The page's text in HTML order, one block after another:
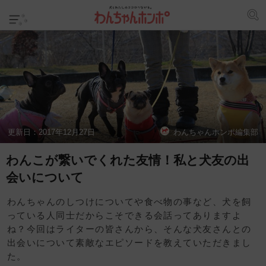
更新日： 2017年12月27日 わんちゃんホンポ編集部
わんこが繋いでくれた友情！私と犬友の出
会いについて
わんちゃんのしつけについてや食べ物の事など、犬を飼
っている人同士だからこそできる会話ってありますよ
ね？今回はライターの皆さんから、そんな犬友さんとの
出会いについて素敵なエピソードを教えていただきまし
た。